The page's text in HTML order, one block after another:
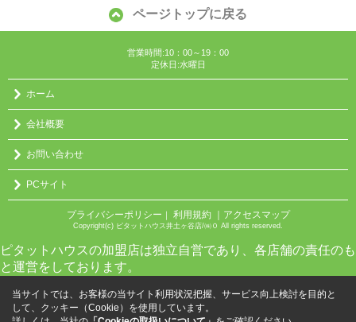
ページトップに戻る
営業時間:10：00～19：00
定休日:水曜日
ホーム
会社概要
お問い合わせ
PCサイト
プライバシーポリシー ｜ 利用規約 ｜アクセスマップ
Copyright(c) ピタットハウス井土ヶ谷店/㈱０ All rights reserved.
ピタットハウスの加盟店は独立自営であり、各店舗の責任のも
と運営をしております。
当サイトでは、お客様の当サイト利用状況把握、サービス向上検討を目的と
して、クッキー（Cookie）を使用しています。